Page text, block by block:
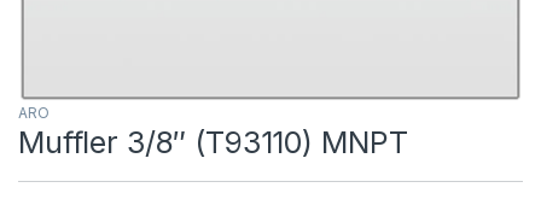
ARO
Muffler 3/8″ (T93110) MNPT